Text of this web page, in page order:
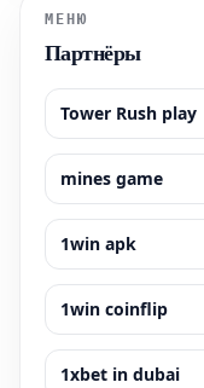
МЕНЮ
Партнёры
Tower Rush play
mines game
1win apk
1win coinflip
1xbet in dubai